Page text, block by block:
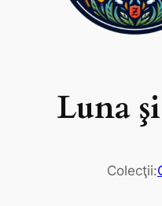
Luna
Colecţii: